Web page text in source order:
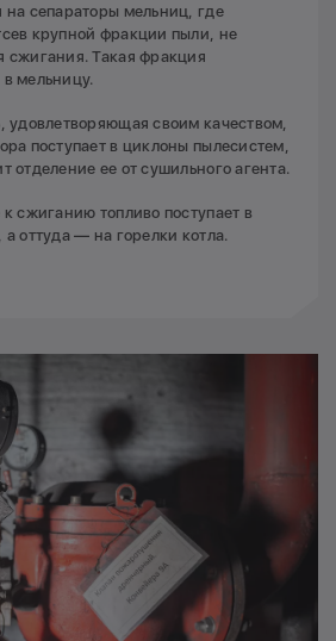
на сепараторы мельниц, где
крупной фракции пыли, не
сжигания. Такая фракция
мельницу.
удовлетворяющая своим качеством,
поступает в циклоны пылесистем,
отделение ее от сушильного агента.
к сжиганию топливо поступает в
оттуда — на горелки котла.